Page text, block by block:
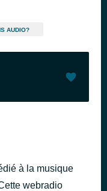
AUDIO?
à la musique
webradio